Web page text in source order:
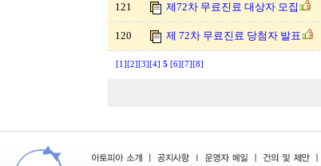
121 제72차 무료진료 대상자 모집
120 제 72차 무료진료 당첨자 발표
[1] [2] [3] [4] 5 [6] [7] [8]